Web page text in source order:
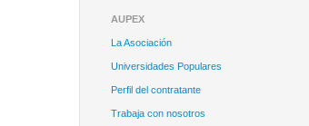
AUPEX
La Asociación
Universidades Populares
Perfil del contratante
Trabaja con nosotros